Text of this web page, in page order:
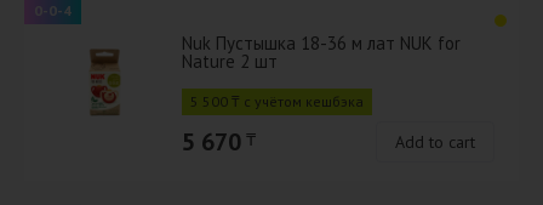
0-0-4
Nuk Пустышка 18-36 м лат NUK for
Nature 2 шт
5 500 ₸ с учётом кешбэка
5 670 ₸ Add to cart